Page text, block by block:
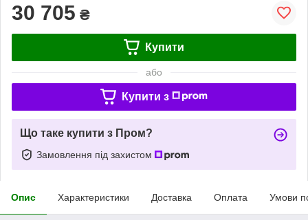
30 705 ₴
Купити
або
Купити з
Що таке купити з Пром?
Замовлення під захистом
Опис Характеристики Доставка Оплата Умови